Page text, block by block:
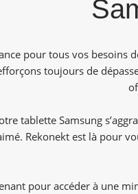
pour tous vos besoins
toujours de
tablette Samsung
Rekonekt est là pour
pour accéder à une